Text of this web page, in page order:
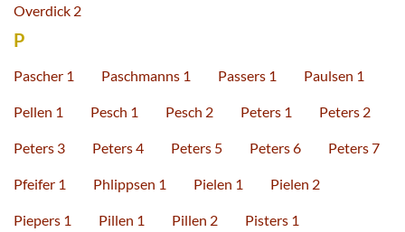
Overdick 2
P
Pascher 1 Paschmanns 1 Passers 1 Paulsen 1
Pellen 1 Pesch 1 Pesch 2 Peters 1 Peters 2
Peters 3 Peters 4 Peters 5 Peters 6 Peters 7
Pfeifer 1 Phlippsen 1 Pielen 1 Pielen 2
Piepers 1 Pillen 1 Pillen 2 Pisters 1